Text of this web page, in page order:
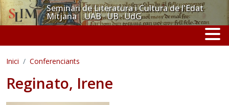
Vés al contingutSeminari de Literatura i Cultura de l'Edat
Mitjana UAB · UB · UdG
Inici Conferenciants
Reginato, Irene